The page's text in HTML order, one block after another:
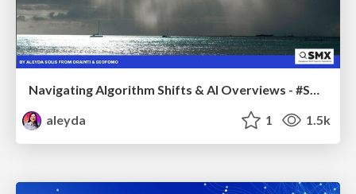
Navigating Algorithm Shifts & AI Overviews - #SMXNext
aleyda
1 1.5k